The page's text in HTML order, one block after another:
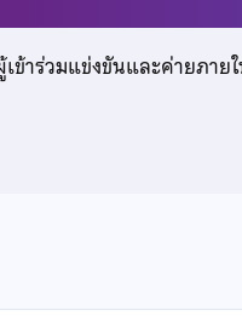
ข้าร่วมแข่งขันและค่ายภา